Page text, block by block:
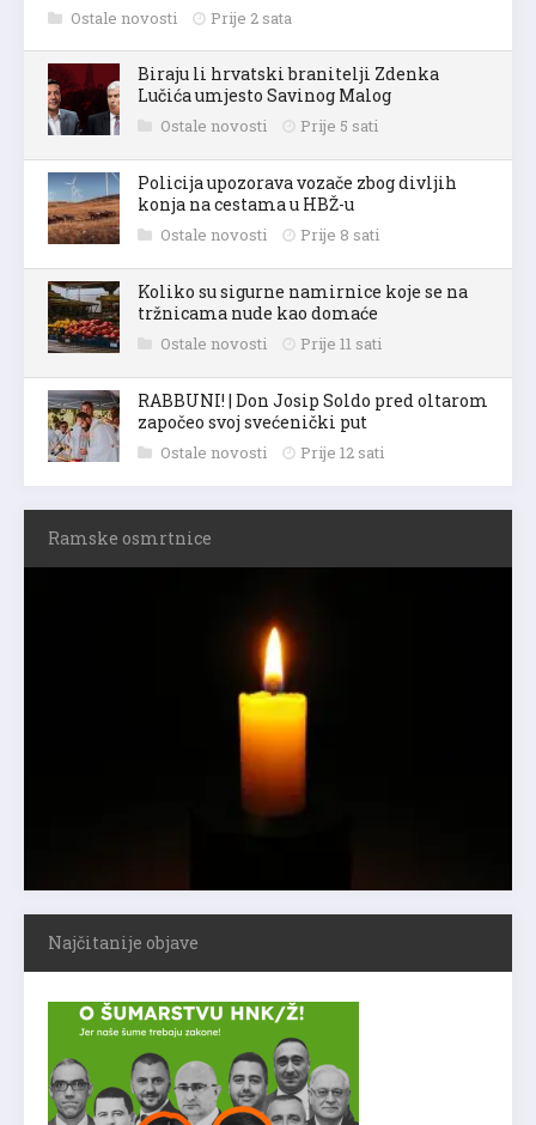
Ostale novosti Prije 2 sata
Biraju li hrvatski branitelji Zdenka
Lučića umjesto Savinog Malog
Ostale novosti Prije 5 sati
Policija upozorava vozače zbog divljih
konja na cestama u HBŽ-u
Ostale novosti Prije 8 sati
Koliko su sigurne namirnice koje se na
tržnicama nude kao domaće
Ostale novosti Prije 11 sati
RABBUNI! | Don Josip Soldo pred oltarom
započeo svoj svećenički put
Ostale novosti Prije 12 sati
Ramske osmrtnice
Najčitanije objave